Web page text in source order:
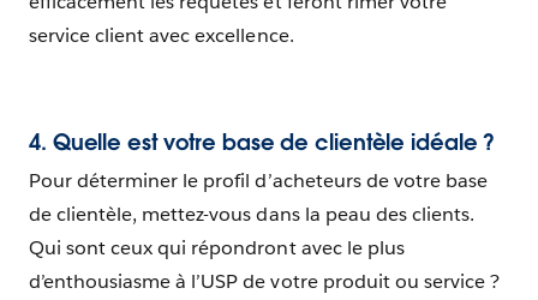
service client avec excellence.
4. Quelle est votre base de clientèle idéale ?
Pour déterminer le profil d’acheteurs de votre base
de clientèle, mettez-vous dans la peau des clients.
Qui sont ceux qui répondront avec le plus
d’enthousiasme à l’USP de votre produit ou service ?